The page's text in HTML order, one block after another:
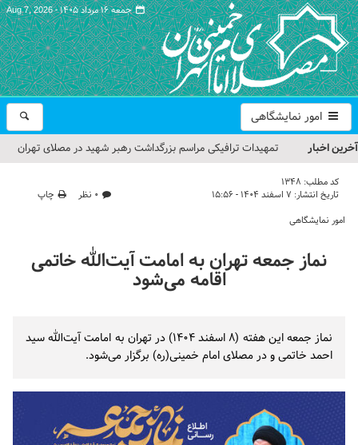
جمعه ۱۶ مرداد ۱۴۰۵ - Aug 7, 2026
امور نمایشگاهی
آخرین اخبار
تمهیدات ترافیکی مراسم بزرگداشت رهبر شهید در مصلای تهران
حجت‌الاسلام حاج علی‌اکبری؛ خطیب این هفته نماز جمعه تهران
معظم انقلاب
گزارش تصویری| مراسم نماز بر پیکر امام شهید انقلاب اسلامی ایران
کد مطلب: 1348
تاریخ انتشار: ۷ اسفند ۱۴۰۴ - ۱۵:۵۶ ۰ نظر
چاپ
امور نمایشگاهی
نماز جمعه تهران به امامت آیت‌الله خاتمی
اقامه می‌شود
نماز جمعه این هفته (۸ اسفند ۱۴۰۴) در تهران به امامت آیت‌الله سید
احمد خاتمی و در مصلای امام خمینی(ره) برگزار می‌شود.